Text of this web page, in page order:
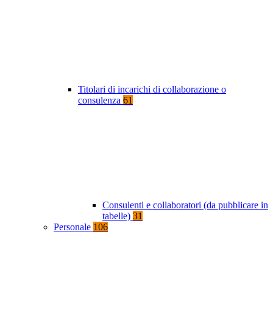
Titolari di incarichi di collaborazione o
consulenza 61
Consulenti e collaboratori (da pubblicare in
tabelle) 31
Personale 106